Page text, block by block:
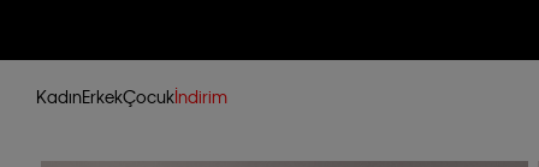
KadınErkekÇocukİndirim